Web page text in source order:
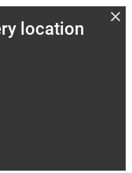
location